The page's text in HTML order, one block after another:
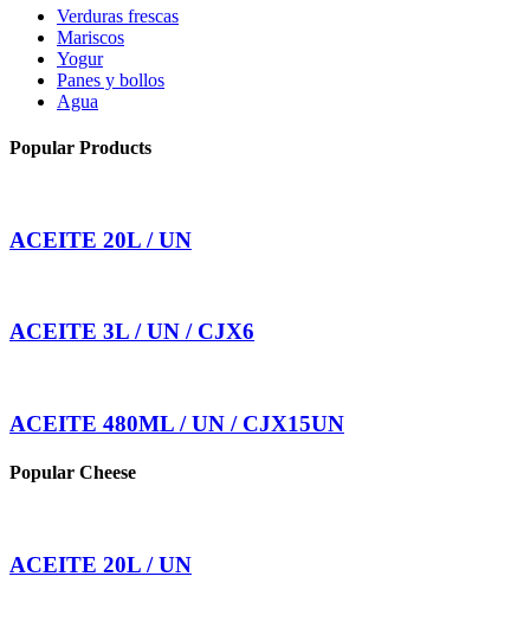
Verduras frescas
Mariscos
Yogur
Panes y bollos
Agua
Popular Products
ACEITE 20L / UN
ACEITE 3L / UN / CJX6
ACEITE 480ML / UN / CJX15UN
Popular Cheese
ACEITE 20L / UN